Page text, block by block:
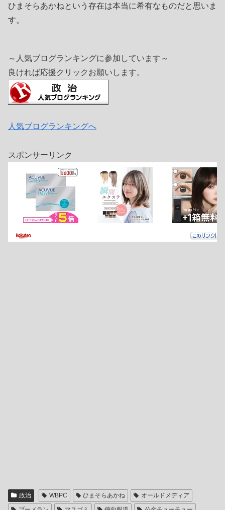
ひまそらあかねという存在は本当に希有なものだと思いま
す。
～人気ブログランキングに参加しています～
良ければ応援クリックお願いします。
人気ブログランキングへ
スポンサーリンク
政治 WBPC ひまそらあかね
オールドメディア